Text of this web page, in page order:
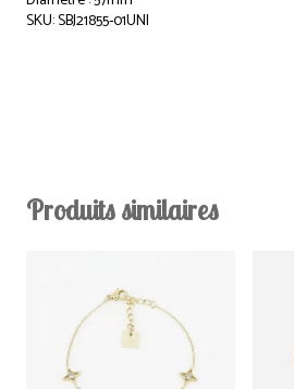
SKU: SBJ21855-01UNI
Produits similaires